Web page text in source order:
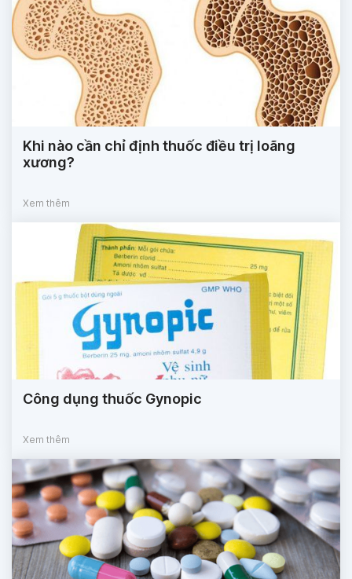
Khi nào cần chỉ định thuốc điều trị loãng
xương?
Xem thêm
Công dụng thuốc Gynopic
Xem thêm